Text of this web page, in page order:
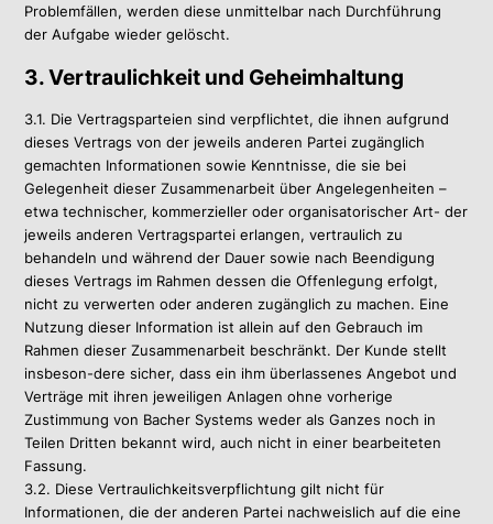
Problemfällen, werden diese unmittelbar nach Durchführung
der Aufgabe wieder gelöscht.
3. Vertraulichkeit und Geheimhaltung
3.1. Die Vertragsparteien sind verpflichtet, die ihnen aufgrund
dieses Vertrags von der jeweils anderen Partei zugänglich
gemachten Informationen sowie Kenntnisse, die sie bei
Gelegenheit dieser Zusammenarbeit über Angelegenheiten –
etwa technischer, kommerzieller oder organisatorischer Art- der
jeweils anderen Vertragspartei erlangen, vertraulich zu
behandeln und während der Dauer sowie nach Beendigung
dieses Vertrags im Rahmen dessen die Offenlegung erfolgt,
nicht zu verwerten oder anderen zugänglich zu machen. Eine
Nutzung dieser Information ist allein auf den Gebrauch im
Rahmen dieser Zusammenarbeit beschränkt. Der Kunde stellt
insbeson-dere sicher, dass ein ihm überlassenes Angebot und
Verträge mit ihren jeweiligen Anlagen ohne vorherige
Zustimmung von Bacher Systems weder als Ganzes noch in
Teilen Dritten bekannt wird, auch nicht in einer bearbeiteten
Fassung.
3.2. Diese Vertraulichkeitsverpflichtung gilt nicht für
Informationen, die der anderen Partei nachweislich auf die eine